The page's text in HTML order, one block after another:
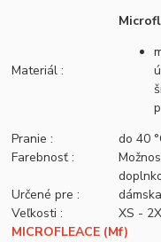
Materiál :
Pranie :
do 40
Farebnosť :
Určené pre :
dámska
Veľkosti :
XS -
MICROFLEACE (Mf)